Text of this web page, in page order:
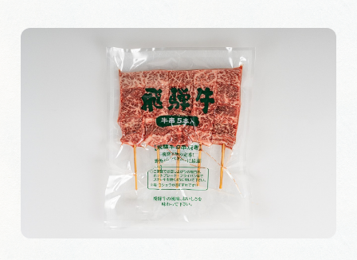
スポット・体験
アクセス
行きたいリストを見る